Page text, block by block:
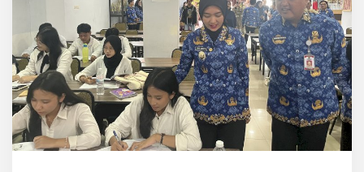
u
K
e
l
a
s
M
i
g
r
a